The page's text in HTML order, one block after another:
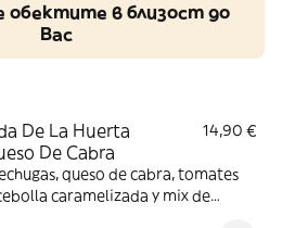
обектите в близост до
Вас
De La Huerta
De Cabra
14,90 €
queso de cabra, tomates
caramelizada y mix de